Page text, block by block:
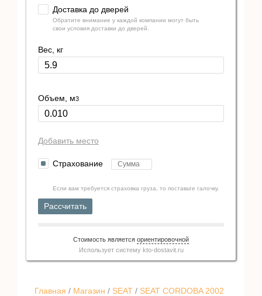
Главная / Магазин / SEAT / SEAT CORDOBA 2002
Доставка до дверей
Обратите внимание у каждой компании могут быть
свои условия доставки до дверей.
Вес, кг
Объем, м3
Добавить место
Страхование
Если вам требуется страховка груза, то поставьте галочку.
Рассчитать
Стоимость является ориентировочной
Использует систему kto-dostavit.ru